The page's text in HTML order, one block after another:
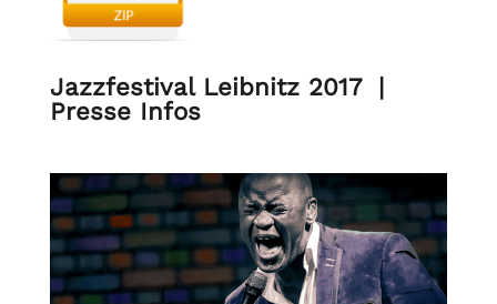
Jazzfestival Leibnitz 2017 |
Presse Infos